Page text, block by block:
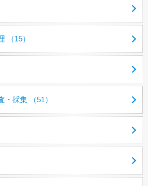
（15）
・採集 （51）